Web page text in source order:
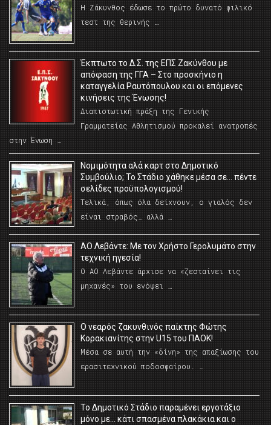
Η Ζάκυνθος έδωσε το πρώτο δυνατό φιλικό
τεστ της θερινής …
Έκπτωτο το Δ.Σ. της ΕΠΣ Ζακύνθου με
απόφαση της ΓΓΑ – Στο προσκήνιο η
καταγγελία Ραυτόπουλου και οι επόμενες
κινήσεις της Ένωσης!
Διαπιστωτική πράξη της Γενικής
Γραμματείας Αθλητισμού προκαλεί ανατροπές
στην Ένωση …
Νομιμότητα αλά καρτ στο Δημοτικό
Συμβούλιο; Το Στάδιο χάθηκε μέσα σε… πέντε
σελίδες προϋπολογισμού!
Τελικά, όπως όλα δείχνουν, ο γιαλός δεν
είναι στραβός… αλλά …
ΑΟ Λεβάντε: Με τον Χρήστο Γερολυμάτο στην
τεχνική ηγεσία!
Ο ΑΟ Λεβάντε άρχισε να «ζεσταίνει τις
μηχανές» του ενόψει …
O νεαρός ζακυνθινός παίκτης Φώτης
Κορακιανίτης στην U15 του ΠΑΟΚ!
Μέσα σε αυτή την «δίνη» της απαξίωσης του
ερασιτεχνικού ποδοσφαίρου. …
Το Δημοτικό Στάδιο παραμένει εργοτάξιο
μόνο με… κάτι σπασμένα πλακάκια και ο